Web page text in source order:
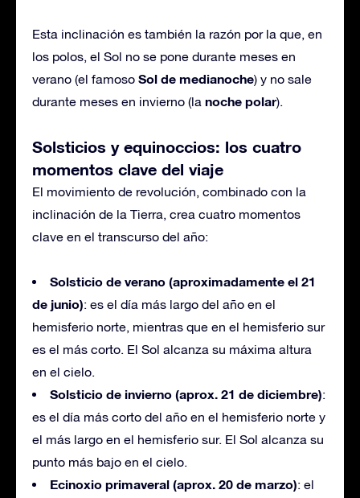
Esta inclinación es también la razón por la que, en
los polos, el Sol no se pone durante meses en
verano (el famoso Sol de medianoche) y no sale
durante meses en invierno (la noche polar).
Solsticios y equinoccios: los cuatro
momentos clave del viaje
El movimiento de revolución, combinado con la
inclinación de la Tierra, crea cuatro momentos
clave en el transcurso del año:
Solsticio de verano (aproximadamente el 21
de junio): es el día más largo del año en el
hemisferio norte, mientras que en el hemisferio sur
es el más corto. El Sol alcanza su máxima altura
en el cielo.
Solsticio de invierno (aprox. 21 de diciembre):
es el día más corto del año en el hemisferio norte y
el más largo en el hemisferio sur. El Sol alcanza su
punto más bajo en el cielo.
Ecinoxio primaveral (aprox. 20 de marzo): el